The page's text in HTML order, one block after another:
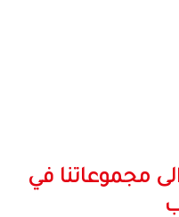
مجموعاتنا في